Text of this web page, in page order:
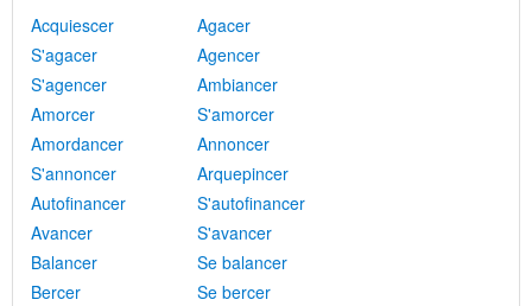
Acquiescer
Agacer
S'agacer
Agencer
S'agencer
Ambiancer
Amorcer
S'amorcer
Amordancer
Annoncer
S'annoncer
Arquepincer
Autofinancer
S'autofinancer
Avancer
S'avancer
Balancer
Se balancer
Bercer
Se bercer